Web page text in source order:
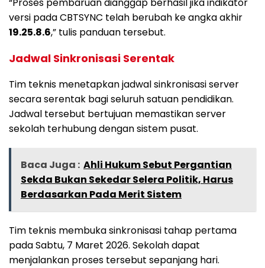
“Proses pembaruan dianggap berhasil jika indikator
versi pada CBTSYNC telah berubah ke angka akhir
19.25.8.6,” tulis panduan tersebut.
Jadwal Sinkronisasi Serentak
Tim teknis menetapkan jadwal sinkronisasi server
secara serentak bagi seluruh satuan pendidikan.
Jadwal tersebut bertujuan memastikan server
sekolah terhubung dengan sistem pusat.
Baca Juga : Ahli Hukum Sebut Pergantian
Sekda Bukan Sekedar Selera Politik, Harus
Berdasarkan Pada Merit Sistem
Tim teknis membuka sinkronisasi tahap pertama
pada Sabtu, 7 Maret 2026. Sekolah dapat
menjalankan proses tersebut sepanjang hari.